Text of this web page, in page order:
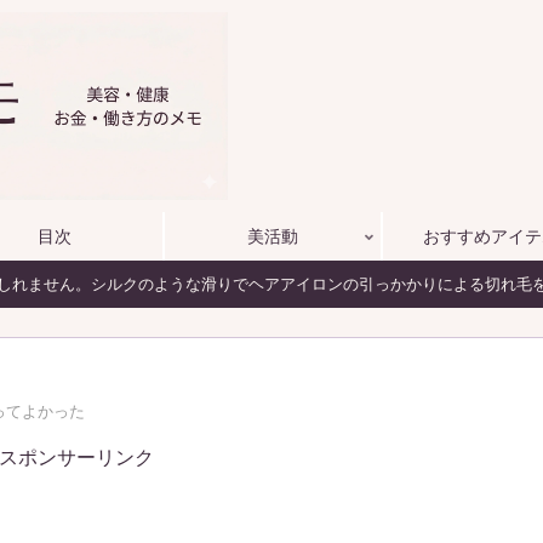
目次 美活動 おすすめアイ
ません。シルクのような滑りでヘアアイロンの引っかかりによる切れ
てよかった
スポンサーリンク